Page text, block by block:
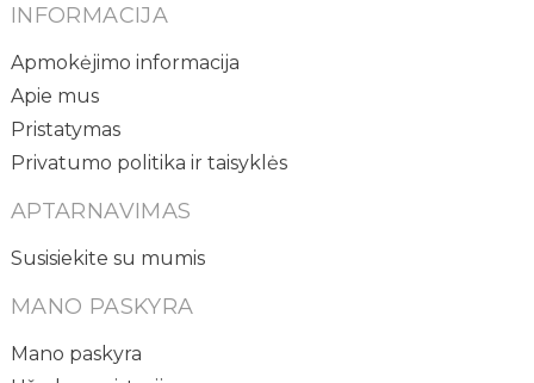
INFORMACIJA
Apmokėjimo informacija
Apie mus
Pristatymas
Privatumo politika ir taisyklės
APTARNAVIMAS
Susisiekite su mumis
MANO PASKYRA
Mano paskyra